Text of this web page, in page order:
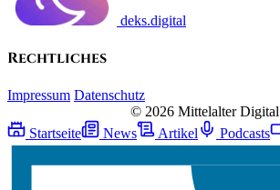
deks.digital
Rechtliches
Impressum Datenschutz
© 2026 Mittelalter Digital
Startseite
News Artikel Podcasts